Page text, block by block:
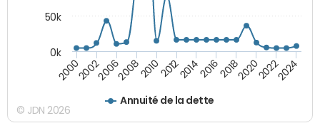
Annuité de la dette
200020022006200820102012201420162018202020222024
0k
50k
© JDN 2026